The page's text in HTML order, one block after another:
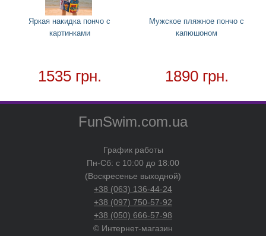
Яркая накидка пончо с
картинками
1535 грн.
Мужское пляжное пончо с
капюшоном
1890 грн.
FunSwim.com.ua
График работы
Пн-Сб: с 10:00 до 18:00
(Воскресенье выходной)
+38 (063) 136-44-24
+38 (097) 750-57-92
+38 (050) 666-57-98
© Интернет-магазин